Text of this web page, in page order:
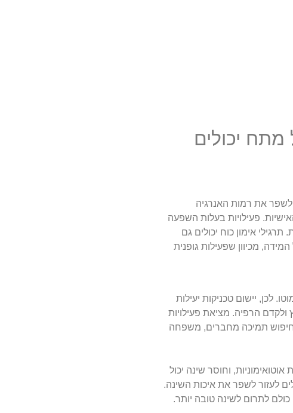
מתח יכולים
לשפר את רמות האנרגיה
פעילויות בעלות השפעה
אימון כוח יכולים גם
מכיוון שפעילות גופנית
יישום טכניקות יעילות
ולקדם הרפיה. מציאת פעילויות
חיפוש תמיכה מחברים, משפחה
וחוסר שינה יכול
לעזור לשפר את איכות השינה.
לתרום לשינה טובה יותר.